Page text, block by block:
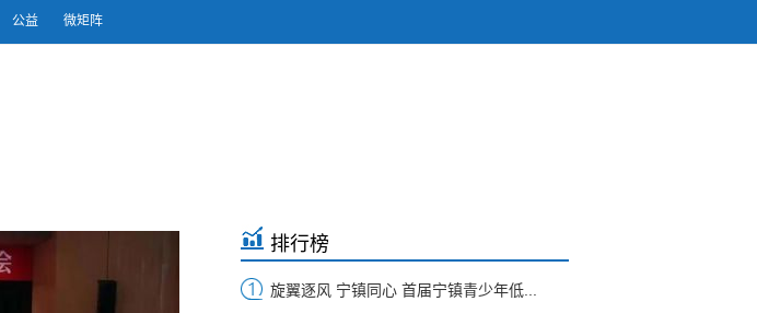
公益 微矩阵
排行榜
旋翼逐风 宁镇同心 首届宁镇青少年低...